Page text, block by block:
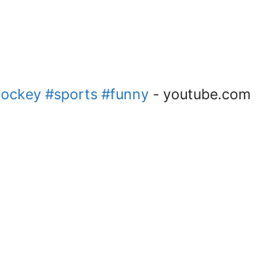
#sports #funny - youtube.com